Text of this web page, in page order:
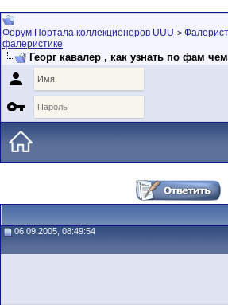
Форум Портала коллекционеров UUU >
фалеристике
Георг кавалер , как узнать по фам


06.09.2005, 08:49:54